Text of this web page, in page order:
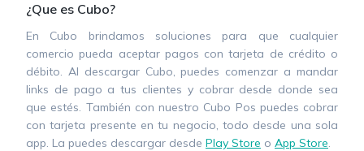
¿Que es Cubo?
En Cubo brindamos soluciones para que cualquier
comercio pueda aceptar pagos con tarjeta de crédito o
débito. Al descargar Cubo, puedes comenzar a mandar
links de pago a tus clientes y cobrar desde donde sea
que estés. También con nuestro Cubo Pos puedes cobrar
con tarjeta presente en tu negocio, todo desde una sola
app. La puedes descargar desde Play Store o App Store.